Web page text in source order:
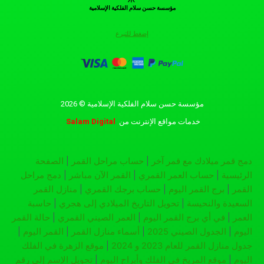
مؤسسة حسن سلام الفلكية الإسلامية
إضغط للتبرع
مؤسسة حسن سلام الفلكية الإسلامية © 2026
خدمات مواقع الإنترنت من Salam Digital
دمج قمر ميلادك مع قمر آخر حساب مراحل القمر
الصفحة
الرئيسية
حساب العمر القمري القمر الآن مباشر
دمج مراحل
القمر
برج القمر اليوم حساب برجك القمري
منازل القمر
السعيدة والنحيسة
تحويل التاريخ الميلادي إلى هجري
حاسبة
العمر
في أي برج القمر اليوم العمر الصيني القمري
حالة القمر
اليوم
الجدول الصيني 2025 أسماء منازل القمر القمر اليوم
جدول منازل القمر للعام 2023 و 2024
موقع الزهرة في الفلك
اليوم
موقع المريخ في الفلك وأبراج اليوم تحويل الإسم إلى رقم